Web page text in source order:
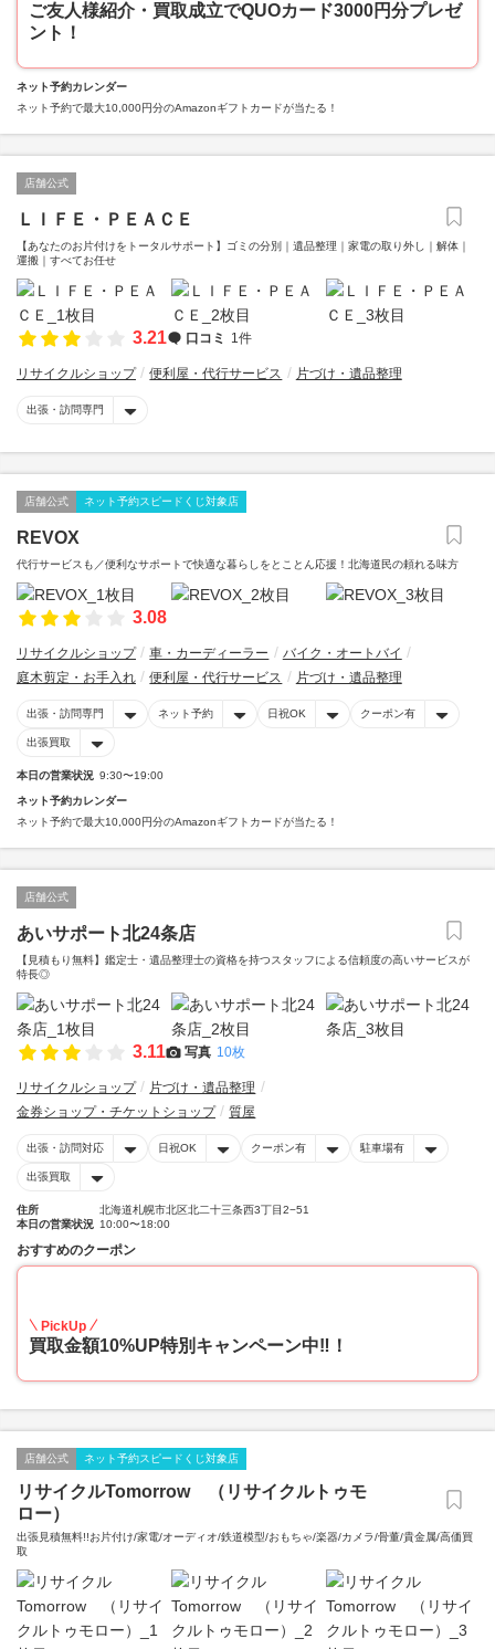
ご友人様紹介・買取成立でQUOカード3000円分プレゼ
ント！
ネット予約カレンダー
ネット予約で最大10,000円分のAmazonギフトカードが当たる！
店舗公式
ＬＩＦＥ・ＰＥＡＣＥ
【あなたのお片付けをトータルサポート】ゴミの分別｜遺品整理｜家電の取り外し｜解体｜
運搬｜すべてお任せ
3.21 口コミ 1件
リサイクルショップ 便利屋・代行サービス 片づけ・遺品整理
出張・訪問専門
店舗公式 ネット予約スピードくじ対象店
REVOX
代行サービスも／便利なサポートで快適な暮らしをとことん応援！北海道民の頼れる味方
3.08
リサイクルショップ 車・カーディーラー
バイク・オートバイ
庭木剪定・お手入れ
便利屋・代行サービス 片づけ・遺品整理
出張・訪問専門 ネット予約 日祝OK クーポン有
出張買取
本日の営業状況 9:30〜19:00
ネット予約カレンダー
ネット予約で最大10,000円分のAmazonギフトカードが当たる！
店舗公式
あいサポート北24条店
【見積もり無料】鑑定士・遺品整理士の資格を持つスタッフによる信頼度の高いサービスが
特長◎
3.11 写真 10枚
リサイクルショップ
片づけ・遺品整理
金券ショップ・チケットショップ
質屋
出張・訪問対応 日祝OK クーポン有 駐車場有
出張買取
住所
北海道札幌市北区北二十三条西3丁目2−51
本日の営業状況 10:00〜18:00
おすすめのクーポン
PickUp
買取金額10%UP特別キャンペーン中‼！
店舗公式 ネット予約スピードくじ対象店
リサイクルTomorrow （リサイクルトゥモ
ロー）
出張見積無料!!お片付け/家電/オーディオ/鉄道模型/おもちゃ/楽器/カメラ/骨董/貴金属/高価買
取